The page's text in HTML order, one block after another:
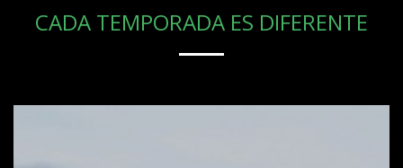
CADA TEMPORADA ES DIFERENTE